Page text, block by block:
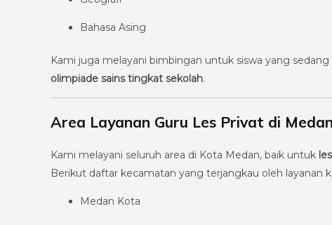
Bahasa Asing
Kami juga melayani bimbingan untuk siswa yang
olimpiade sains tingkat sekolah.
Area Layanan Guru Les Privat di Medan
Kami melayani seluruh area di Kota Medan, baik untuk
Berikut daftar kecamatan yang terjangkau oleh layanan
Medan Kota